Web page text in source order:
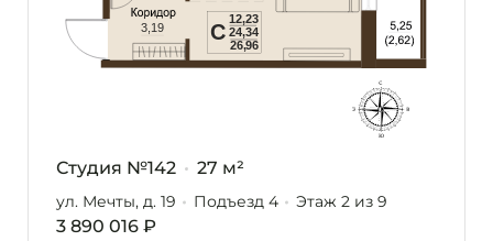
Студия №142 27 м²
ул. Мечты, д. 19 Подъезд 4 Этаж 2из 9
3 890 016 ₽